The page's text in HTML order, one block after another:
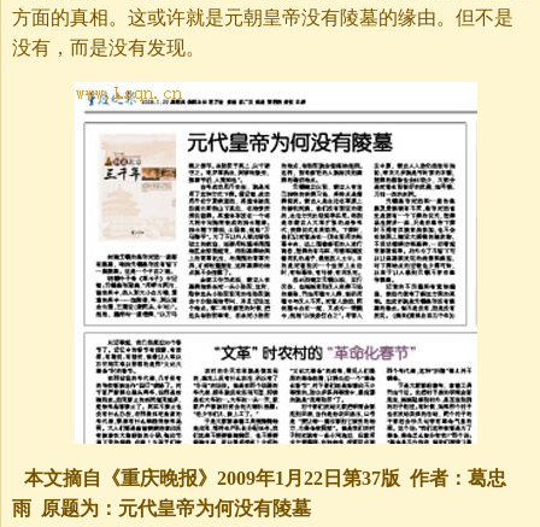
方面的真相。这或许就是元朝皇帝没有陵墓的缘由。但不是
没有，而是没有发现。
本文摘自《重庆晚报》2009年1月22日第37版 作者：葛忠
雨 原题为：元代皇帝为何没有陵墓